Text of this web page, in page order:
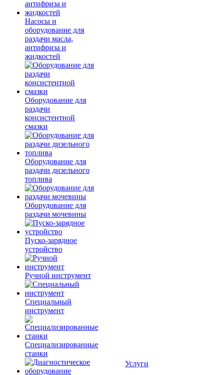
Насосы и
оборудование для
раздачи масла,
антифриза и
жидкостей
Оборудование для
раздачи
консистентной
смазки
Оборудование для
раздачи дизельного
топлива
Оборудование для
раздачи мочевины
Пуско-зарядное
устройство
Ручной инструмент
Специальный
инструмент
Специализированные
станки
Услуги